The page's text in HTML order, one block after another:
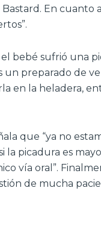
En cuanto
bebé sufrió una
un preparado de
en la heladera,
que “ya no
la picadura es
vía oral”.
de mucha